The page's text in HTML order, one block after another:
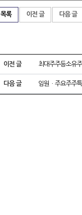
목록 이전 글 다음 글
이전 글 최대주주등소유
다음 글 임원ㆍ주요주주